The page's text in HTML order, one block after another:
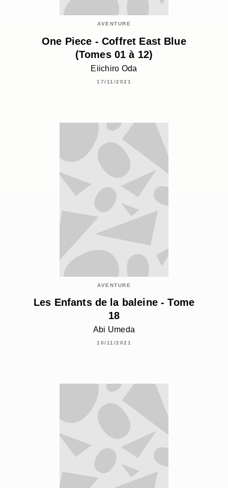
AVENTURE
One Piece - Coffret East Blue
(Tomes 01 à 12)
Eiichiro Oda
17/11/2021
AVENTURE
Les Enfants de la baleine - Tome
18
Abi Umeda
10/11/2021